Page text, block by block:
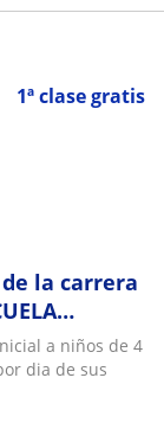
1ª clase gratis
la carrera
a niños de 4
dia de sus